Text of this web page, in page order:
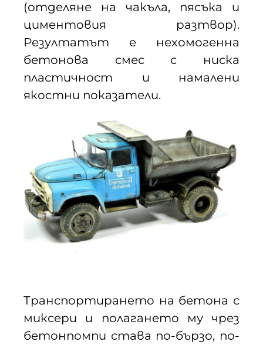
(отделяне на чакъла, пясъка и
циментовия разтвор).
Резултатът е нехомогенна
бетонова смес с ниска
пластичност и намалени
якостни показатели.
Транспортирането на бетона с
миксери и полагането му чрез
бетонпомпи става по-бързо, по-